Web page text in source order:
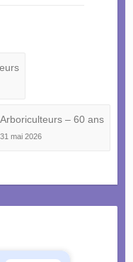
Arboriculteurs – 60 ans
31 mai 2026